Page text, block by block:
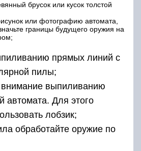
брусок или кусок толстой
или фотографию автомата,
границы будущего оружия на
прямых линий с
пилы;
внимание выпиливанию
автомата. Для этого
лобзик;
обработайте оружие по